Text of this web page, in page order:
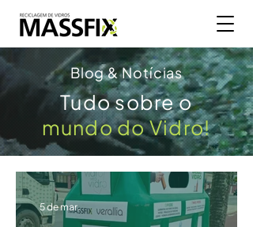
Blog & Notícias
Tudo sobre o
mundo do Vidro!
5 de mar.